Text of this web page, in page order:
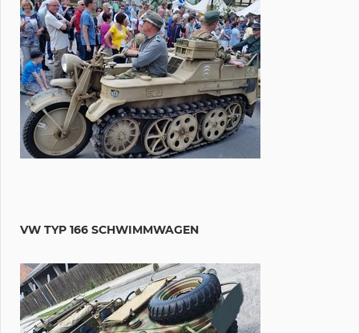
VW TYP 166 SCHWIMMWAGEN